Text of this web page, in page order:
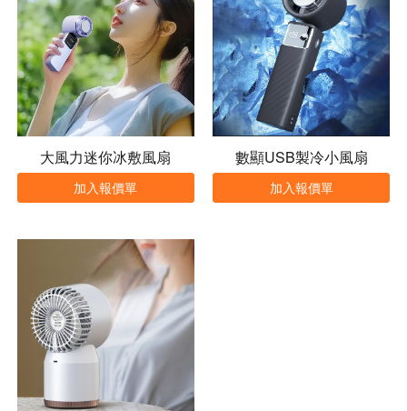
大風力迷你冰敷風扇
加入報價單
數顯USB製冷小風扇
加入報價單